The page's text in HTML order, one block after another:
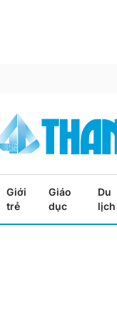
Giới
trẻ
Giáo
dục
Du
lịch